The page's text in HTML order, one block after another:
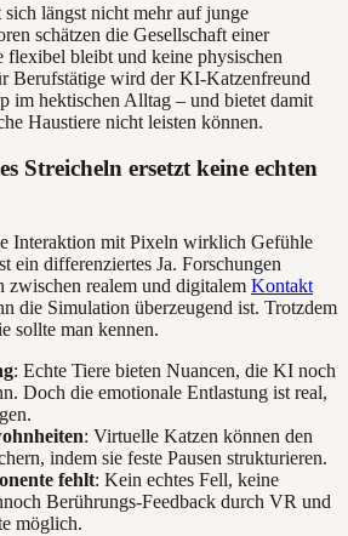
längst nicht mehr auf junge
schätzen die Gesellschaft einer
bleibt und keine physischen
Berufstätige wird der KI-Katzenfreund
im hektischen Alltag – und bietet damit
Haustiere nicht leisten können.
Streicheln ersetzt keine echten
Interaktion mit Pixeln wirklich Gefühle
ein differenziertes Ja. Forschungen
zwischen realem und digitalem Kontakt
die Simulation überzeugend ist. Trotzdem
sollte man kennen.
: Echte Tiere bieten Nuancen, die KI noch
Doch die emotionale Entlastung ist real,
: Virtuelle Katzen können den
indem sie feste Pausen strukturieren.
fehlt: Kein echtes Fell, keine
Berührungs-Feedback durch VR und
möglich.